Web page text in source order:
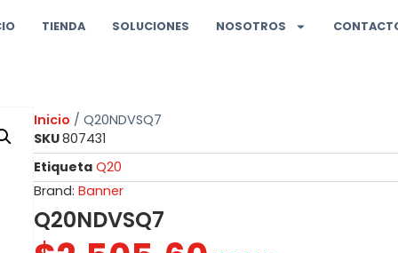
TIENDA SOLUCIONES NOSOTROS
Inicio / Q20NDVSQ7
SKU807431
Etiqueta Q20
Brand: Banner
Q20NDVSQ7